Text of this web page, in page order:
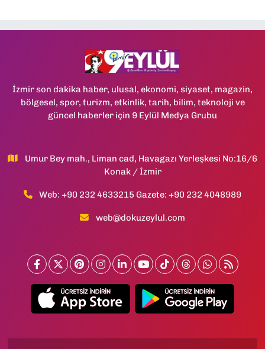
İzmir son dakika haber, ulusal, ekonomi, siyaset, magazin,
bölgesel, spor, turizm, etkinlik, tarih, bilim, teknoloji ve
güncel haberler için 9 Eylül Medya Grubu
Umur Bey mah., Liman cad, Havagazı Yerleşkesi No:16/6
Konak / İzmir
Web: +90 232 4633215 Gazete: +90 232 4048989
web@dokuzeylul.com